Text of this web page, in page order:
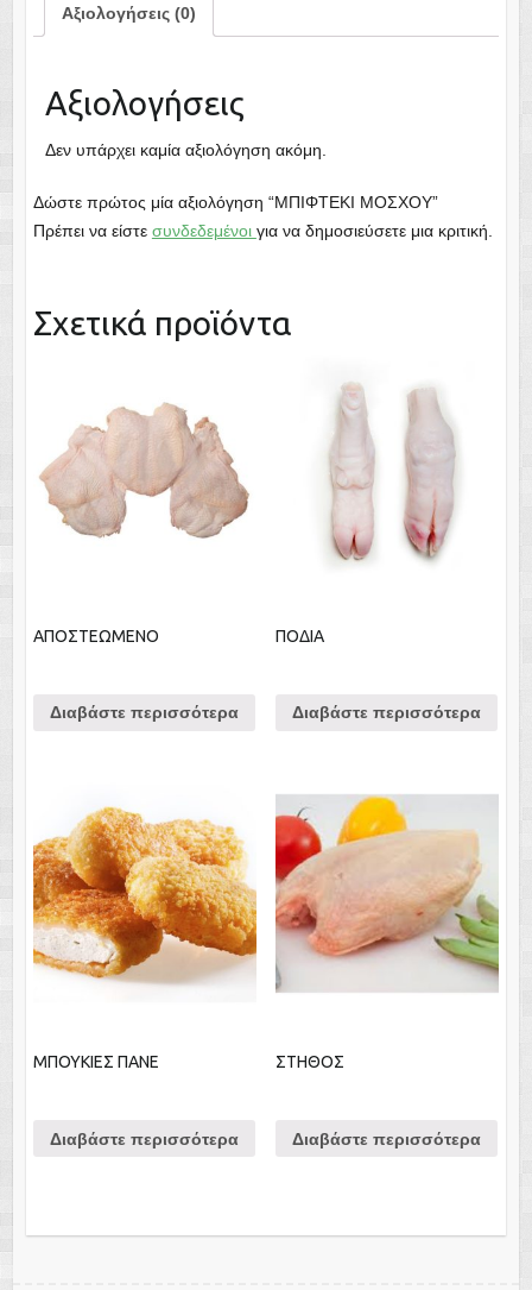
Αξιολογήσεις (0)
Αξιολογήσεις
Δεν υπάρχει καμία αξιολόγηση ακόμη.
Δώστε πρώτος μία αξιολόγηση “ΜΠΙΦΤΕΚΙ ΜΟΣΧΟΥ”
Πρέπει να είστε συνδεδεμένοι για να δημοσιεύσετε μια κριτική.
Σχετικά προϊόντα
ΑΠΟΣΤΕΩΜΕΝΟ
Διαβάστε περισσότερα
ΠΟΔΙΑ
Διαβάστε περισσότερα
ΜΠΟΥΚΙΕΣ ΠΑΝΕ
Διαβάστε περισσότερα
ΣΤΗΘΟΣ
Διαβάστε περισσότερα